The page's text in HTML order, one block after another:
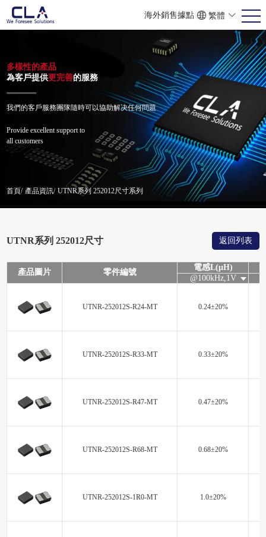
海外銷售據點 繁體
简体
ENG
POR
多樣性的產品
為客戶提供更完善的服務
我們的客戶服務團隊隨時可以協助解决任何問題
Provide excellent support to
all customers
首頁/ 產品資訊/ UTNR系列 252012尺寸系列
UTNR系列 252012尺寸 返回列表
產品圖片 零件編號
電感L(μH)
@100kHz,1V
UTNR-252012S-R24-MT 0.24±20%
UTNR-252012S-R33-MT 0.33±20%
UTNR-252012S-R47-MT 0.47±20%
UTNR-252012S-R68-MT 0.68±20%
UTNR-252012S-1R0-MT 1.0±20%